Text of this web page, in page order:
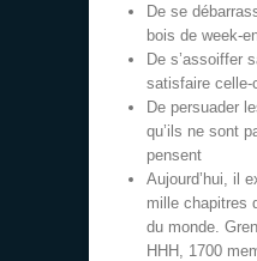
De se
bois de week-
De s’assoiffer
satisfaire
De persuader
qu’ils ne sont
pensent
Aujourd’hui, il
mille chapitres
du monde.
HHH, 1700